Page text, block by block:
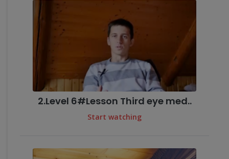
2.Level 6#Lesson Third eye med..
Start watching